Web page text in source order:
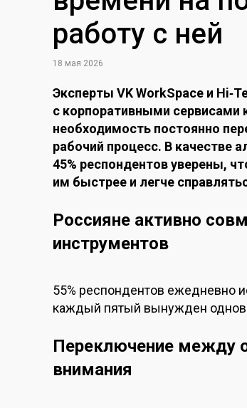
работу с ней
18 мая 2026
Эксперты VK WorkSpace и
с корпоративными
необходимость постоянно
рабочий процесс. В качестве
45% респондентов уверены,
им быстрее и легче
Россияне активно
инструментов
55% респондентов ежедневно
каждый пятый вынужден
Переключение между
внимания